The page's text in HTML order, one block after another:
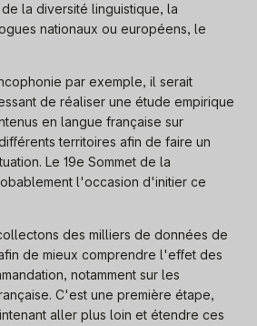
la diversité linguistique, la
nationaux ou européens, le
par exemple, il serait
de réaliser une étude empirique
en langue française sur
territoires afin de faire un
Le 19e Sommet de la
l'occasion d'initier ce
des milliers de données de
de mieux comprendre l'effet des
notamment sur les
C'est une première étape,
aller plus loin et étendre ces